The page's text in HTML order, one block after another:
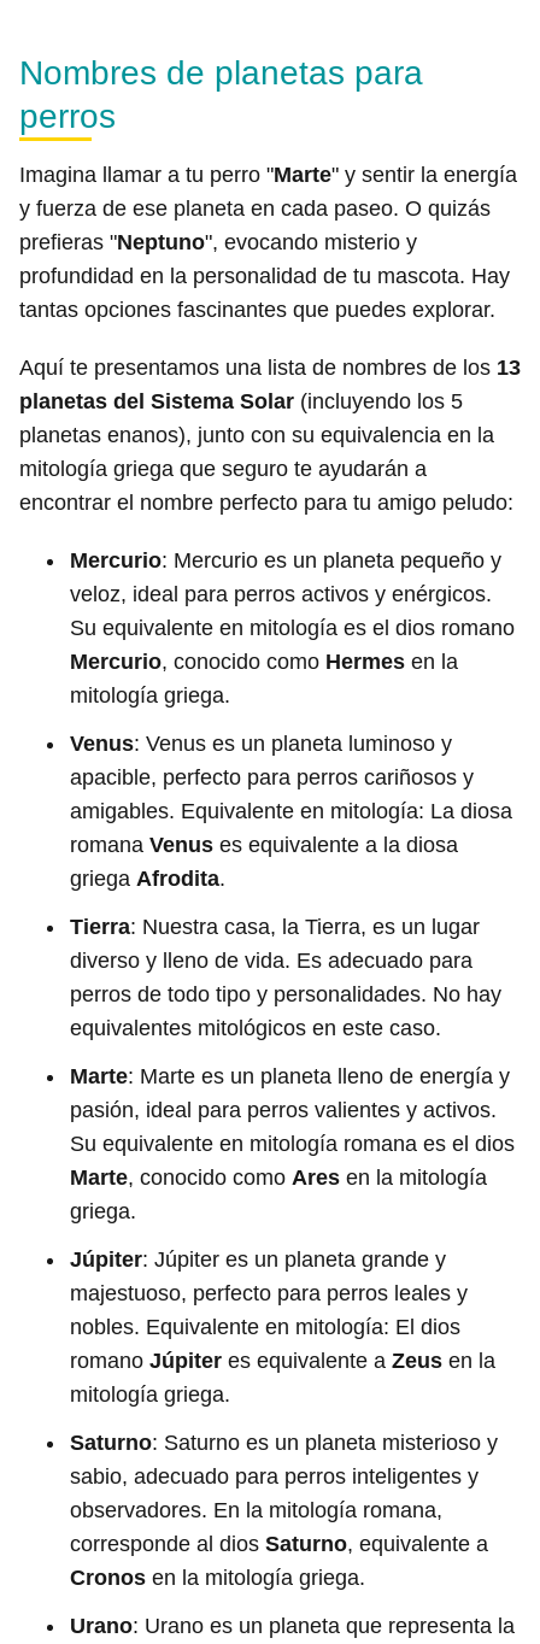
Nombres de planetas para
perros
Imagina llamar a tu perro "Marte" y sentir la energía
y fuerza de ese planeta en cada paseo. O quizás
prefieras "Neptuno", evocando misterio y
profundidad en la personalidad de tu mascota. Hay
tantas opciones fascinantes que puedes explorar.
Aquí te presentamos una lista de nombres de los 13
planetas del Sistema Solar (incluyendo los 5
planetas enanos), junto con su equivalencia en la
mitología griega que seguro te ayudarán a
encontrar el nombre perfecto para tu amigo peludo:
Mercurio: Mercurio es un planeta pequeño y
veloz, ideal para perros activos y enérgicos.
Su equivalente en mitología es el dios romano
Mercurio, conocido como Hermes en la
mitología griega.
Venus: Venus es un planeta luminoso y
apacible, perfecto para perros cariñosos y
amigables. Equivalente en mitología: La diosa
romana Venus es equivalente a la diosa
griega Afrodita.
Tierra: Nuestra casa, la Tierra, es un lugar
diverso y lleno de vida. Es adecuado para
perros de todo tipo y personalidades. No hay
equivalentes mitológicos en este caso.
Marte: Marte es un planeta lleno de energía y
pasión, ideal para perros valientes y activos.
Su equivalente en mitología romana es el dios
Marte, conocido como Ares en la mitología
griega.
Júpiter: Júpiter es un planeta grande y
majestuoso, perfecto para perros leales y
nobles. Equivalente en mitología: El dios
romano Júpiter es equivalente a Zeus en la
mitología griega.
Saturno: Saturno es un planeta misterioso y
sabio, adecuado para perros inteligentes y
observadores. En la mitología romana,
corresponde al dios Saturno, equivalente a
Cronos en la mitología griega.
Urano: Urano es un planeta que representa la